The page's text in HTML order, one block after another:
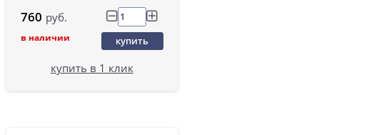
760 руб.
в наличии купить
купить в 1 клик